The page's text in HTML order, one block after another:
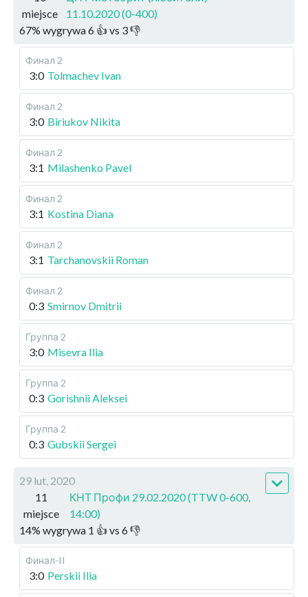
miejsce
11.10.2020 (0-400)
67% wygrywa6 👍 vs 3👎
Финал 2
3:0 Tolmachev Ivan
Финал 2
3:0 Biriukov Nikita
Финал 2
3:1 Milashenko Pavel
Финал 2
3:1 Kostina Diana
Финал 2
3:1 Tarchanovskii Roman
Финал 2
0:3 Smirnov Dmitrii
Группа 2
3:0 Misevra Ilia
Группа 2
0:3 Gorishnii Aleksei
Группа 2
0:3 Gubskii Sergei
29 lut, 2020
11
miejsce
КНТ Профи 29.02.2020 (TTW 0-600,
14:00)
14% wygrywa 1 👍 vs 6👎
Финал-II
3:0 Perskii Ilia